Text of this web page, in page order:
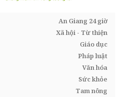
An Giang 24 giờ
Xã hội - Từ thiện
Giáo dục
Pháp luật
Văn hóa
Sức khỏe
Tam nông